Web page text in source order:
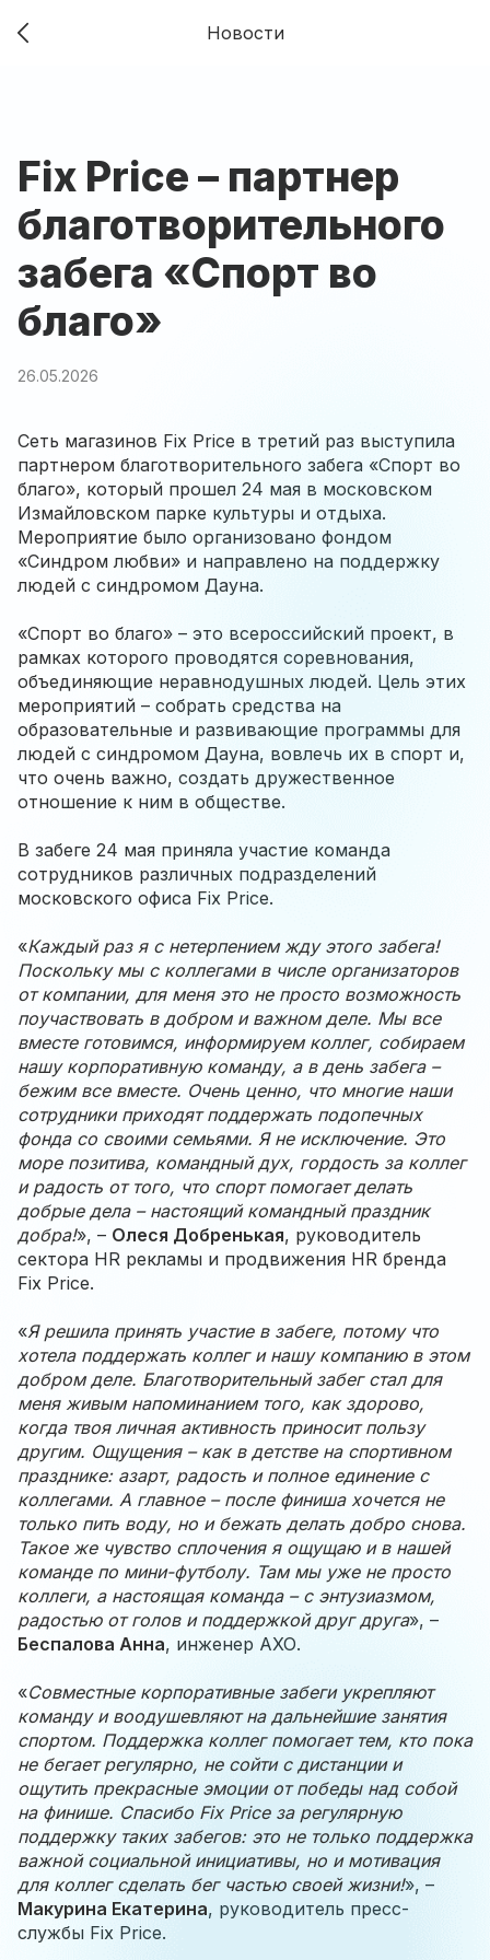
Новости
Fix Price – партнер
благотворительного
забега «Спорт во
благо»
26.05.2026
Сеть магазинов Fix Price в третий раз выступила
партнером благотворительного забега «Спорт во
благо», который прошел 24 мая в московском
Измайловском парке культуры и отдыха.
Мероприятие было организовано фондом
«Синдром любви» и направлено на поддержку
людей с синдромом Дауна.
«Спорт во благо» – это всероссийский проект, в
рамках которого проводятся соревнования,
объединяющие неравнодушных людей. Цель этих
мероприятий – собрать средства на
образовательные и развивающие программы для
людей с синдромом Дауна, вовлечь их в спорт и,
что очень важно, создать дружественное
отношение к ним в обществе.
В забеге 24 мая приняла участие команда
сотрудников различных подразделений
московского офиса Fix Price.
«Каждый раз я с нетерпением жду этого забега!
Поскольку мы с коллегами в числе организаторов
от компании, для меня это не просто возможность
поучаствовать в добром и важном деле. Мы все
вместе готовимся, информируем коллег, собираем
нашу корпоративную команду, а в день забега –
бежим все вместе. Очень ценно, что многие наши
сотрудники приходят поддержать подопечных
фонда со своими семьями. Я не исключение. Это
море позитива, командный дух, гордость за коллег
и радость от того, что спорт помогает делать
добрые дела – настоящий командный праздник
добра!», – Олеся Добренькая, руководитель
сектора HR рекламы и продвижения HR бренда
Fix Price.
«Я решила принять участие в забеге, потому что
хотела поддержать коллег и нашу компанию в этом
добром деле. Благотворительный забег стал для
меня живым напоминанием того, как здорово,
когда твоя личная активность приносит пользу
другим. Ощущения – как в детстве на спортивном
празднике: азарт, радость и полное единение с
коллегами. А главное – после финиша хочется не
только пить воду, но и бежать делать добро снова.
Такое же чувство сплочения я ощущаю и в нашей
команде по мини-футболу. Там мы уже не просто
коллеги, а настоящая команда – с энтузиазмом,
радостью от голов и поддержкой друг друга», –
Беспалова Анна, инженер АХО.
«Совместные корпоративные забеги укрепляют
команду и воодушевляют на дальнейшие занятия
спортом. Поддержка коллег помогает тем, кто пока
не бегает регулярно, не сойти с дистанции и
ощутить прекрасные эмоции от победы над собой
на финише. Спасибо Fix Price за регулярную
поддержку таких забегов: это не только поддержка
важной социальной инициативы, но и мотивация
для коллег сделать бег частью своей жизни!», –
Макурина Екатерина, руководитель пресс-
службы Fix Price.